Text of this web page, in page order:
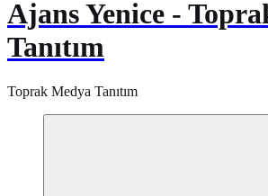
Ajans Yenice -
Tanıtım
Toprak Medya Tanıtım